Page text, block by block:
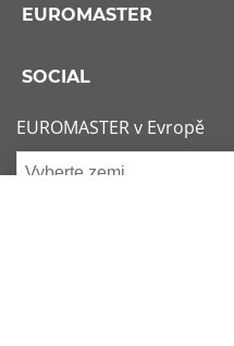
EUROMASTER
SOCIAL
EUROMASTER v Evropě
Vyberte zemi